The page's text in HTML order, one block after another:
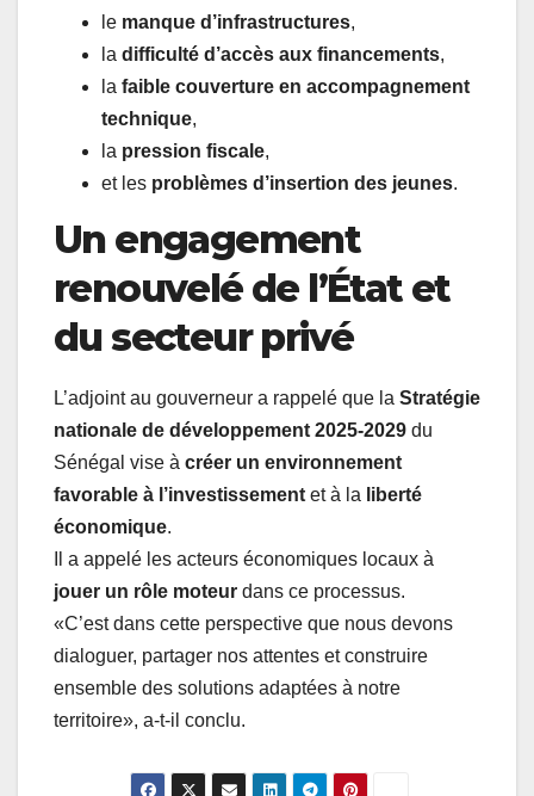
le manque d’infrastructures,
la difficulté d’accès aux financements,
la faible couverture en accompagnement
technique,
la pression fiscale,
et les problèmes d’insertion des jeunes.
Un engagement
renouvelé de l’État et
du secteur privé
L’adjoint au gouverneur a rappelé que la Stratégie
nationale de développement 2025-2029 du
Sénégal vise à créer un environnement
favorable à l’investissementet à la liberté
économique.
Il a appelé les acteurs économiques locaux à
jouer un rôle moteur dans ce processus.
«C’est dans cette perspective que nous devons
dialoguer, partager nos attentes et construire
ensemble des solutions adaptées à notre
territoire», a-t-il conclu.